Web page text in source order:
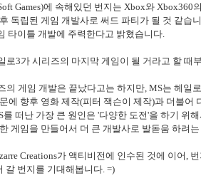
Games)에 속해있던 번지는 Xbox와
독립된 게임 개발사로 써드 파티가 될 것 같습
타이틀 개발에 주력한다고 밝혔습니다.
로3가 시리즈의 마지막 게임이 될 거라고 할 때
의 게임 개발은 끝났다고는 하지만, MS는 헤일
에 향후 영화 제작(피터 잭슨이 제작)과 더불어
를 떠난 가장 큰 원인은 '다양한 도전'을 하기 위
게임을 만들어서 더 큰 개발사로 발돋움 하려
Creations가 액티비전에 인수된 것에 이어,
갈 번지를 기대해봅니다. =)